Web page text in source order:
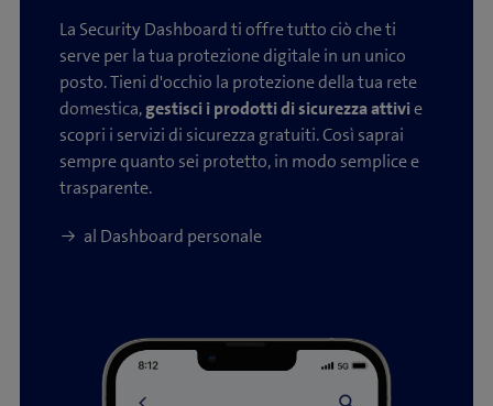
La Security Dashboard ti offre tutto ciò che ti
serve per la tua protezione digitale in un unico
posto. Tieni d'occhio la protezione della tua rete
domestica,gestisci i prodotti di sicurezza attivie
scopri i servizi di sicurezza gratuiti. Così saprai
sempre quanto sei protetto, in modo semplice e
trasparente.
al Dashboard personale